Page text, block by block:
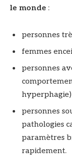
le monde :
personnes
femmes
personnes
hyperphagie)
personnes
pathologies
paramètres
rapidement.